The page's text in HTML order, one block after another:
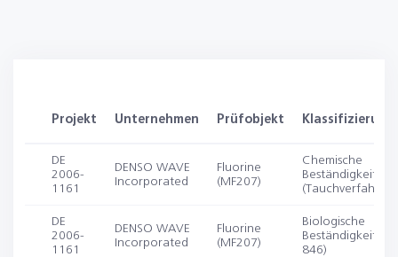
Projekt Unternehmen Prüfobjekt Klassifizierung
DE
2006-
1161
DENSO WAVE
Incorporated
Fluorine
(MF207)
Chemische
Beständigkeit
(Tauchverfahren)
DE
2006-
1161
DENSO WAVE
Incorporated
Fluorine
(MF207)
Biologische
Beständigkeit
846)